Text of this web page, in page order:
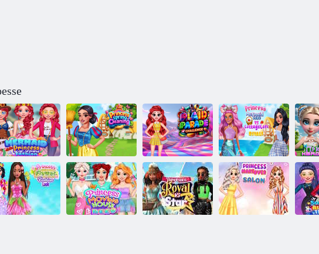
Sirena
principessa tutto
l'anno intorno
alla moda
Princess Spring
Cleaning
Plaid Parade
Challenge
Princess Cottage
Core contro i
rivali Sirena